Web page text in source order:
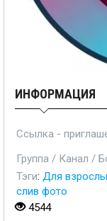
ИНФОРМАЦИЯ
Ссылка -
Группа / Канал /
Тэги: Для
слив фото
4544